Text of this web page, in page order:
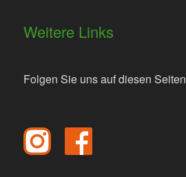
Weitere Links
Folgen Sie uns auf diesen Seiten